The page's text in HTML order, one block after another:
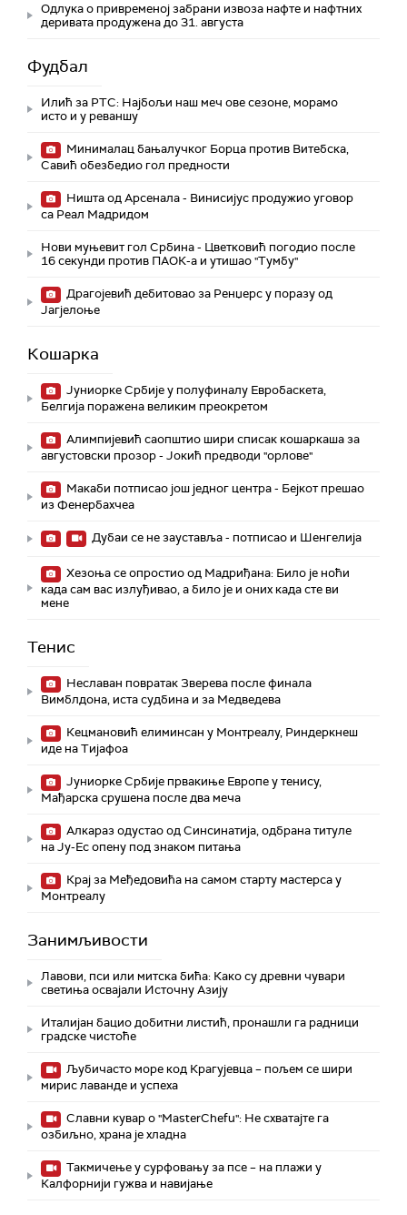
Одлука о привременој забрани извоза нафте и нафтних
деривата продужена до 31. августа
Фудбал
Илић за РТС: Најбољи наш меч ове сезоне, морамо
исто и у реваншу
Минималац бањалучког Борца против Витебска,
Савић обезбедио гол предности
Ништа од Арсенала - Винисијус продужио уговор
са Реал Мадридом
Нови муњевит гол Србина - Цветковић погодио после
16 секунди против ПАОК-а и утишао "Тумбу"
Драгојевић дебитовао за Ренџерс у поразу од
Јагјелоње
Кошарка
Јуниорке Србије у полуфиналу Евробаскета,
Белгија поражена великим преокретом
Алимпијевић саопштио шири списак кошаркаша за
августовски прозор - Јокић предводи "орлове"
Макаби потписао још једног центра - Бејкот прешао
из Фенербахчеа
Дубаи се не зауставља - потписао и Шенгелија
Хезоња се опростио од Мадриђана: Било је ноћи
када сам вас излуђивао, а било је и оних када сте ви
мене
Тенис
Неславан повратак Зверева после финала
Вимблдона, иста судбина и за Медведева
Кецмановић елиминсан у Монтреалу, Риндеркнеш
иде на Тијафоа
Јуниорке Србије првакиње Европе у тенису,
Мађарска срушена после два меча
Алкараз одустао од Синсинатија, одбрана титуле
на Ју-Ес опену под знаком питања
Крај за Међедовића на самом старту мастерса у
Монтреалу
Занимљивости
Лавови, пси или митска бића: Како су древни чувари
светиња освајали Источну Азију
Италијан бацио добитни листић, пронашли га радници
градске чистоће
Љубичасто море код Крагујевца – пољем се шири
мирис лаванде и успеха
Славни кувар о "MasterChefu": Не схватајте га
озбиљно, храна је хладна
Такмичење у сурфовању за псе – на плажи у
Калфорнији гужва и навијање